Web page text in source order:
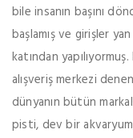
bile insanın başını
başlamış ve girişler
katından
alışveriş merkezi
dünyanın bütün
pisti, dev bir